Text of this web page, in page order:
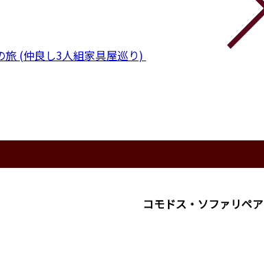
旅 (仲良し3人組家具屋巡り)
コモドス・ソファリペア